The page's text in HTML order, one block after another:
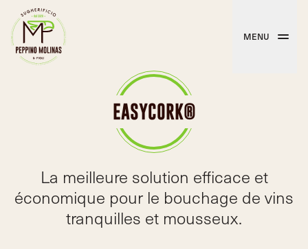
MENU
EASYCORK®
La meilleure solution efficace et
économique pour le bouchage de vins
tranquilles et mousseux.